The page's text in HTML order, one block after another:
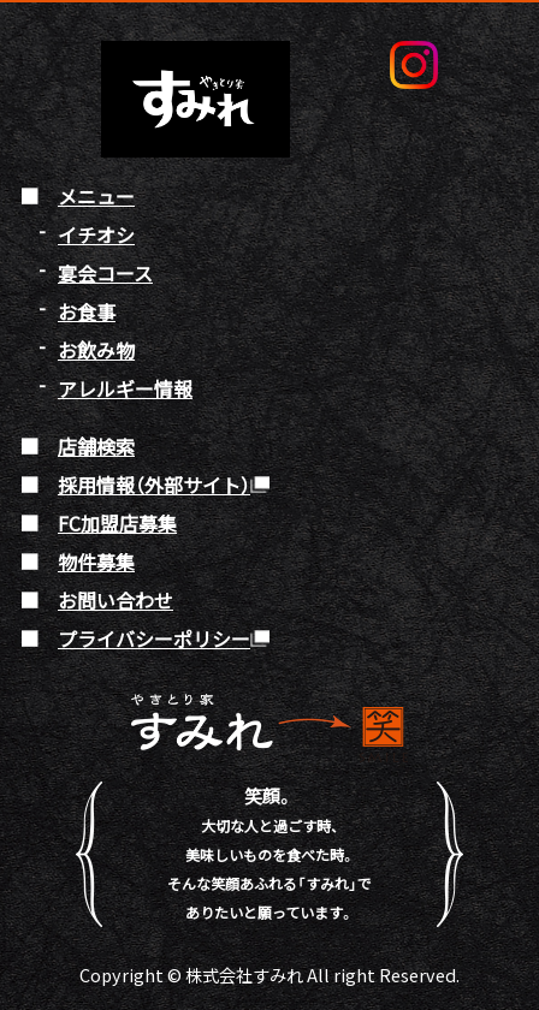
メニュー
イチオシ
宴会コース
お食事
お飲み物
アレルギー情報
店舗検索
採用情報（外部サイト）
FC加盟店募集
物件募集
お問い合わせ
プライバシーポリシー
笑顔。
大切な人と過ごす時、
美味しいものを食べた時。
そんな笑顔あふれる「すみれ」で
ありたいと願っています。
Copyright © 株式会社すみれ All right Reserved.